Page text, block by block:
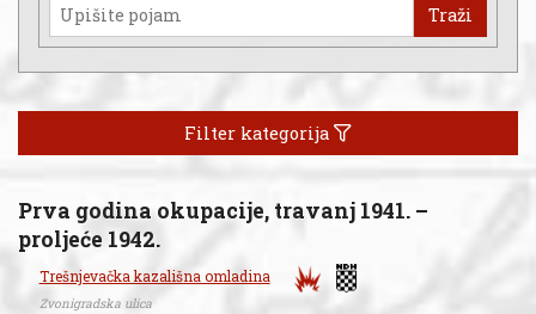
Traži
Filter kategorija
Prva godina okupacije, travanj 1941. –
proljeće 1942.
Trešnjevačka kazališna omladina
Zvonigradska ulica